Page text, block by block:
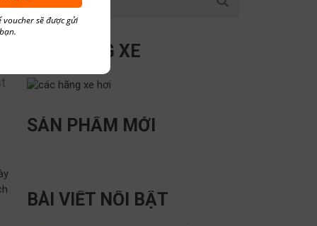
CÁC HÃNG XE
SẢN PHẨM MỚI
BÀI VIẾT NỔI BẬT
sẽ được gửi